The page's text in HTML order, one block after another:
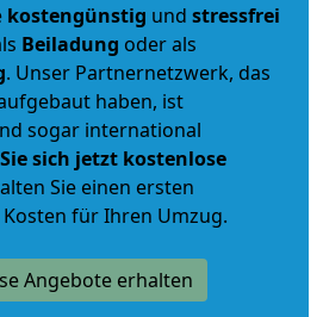
kostengünstig und stressfrei
Beiladung oder als
. Unser Partnernetzwerk, das
haben, ist
sogar international
sich jetzt kostenlose
Sie einen ersten
für Ihren Umzug.
Angebote erhalten